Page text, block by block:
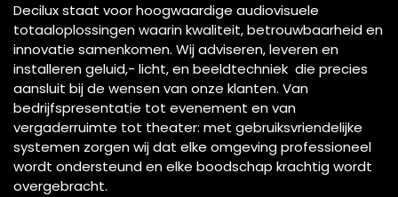
Decilux staat voor hoogwaardige audiovisuele
totaaloplossingen waarin kwaliteit, betrouwbaarheid en
innovatie samenkomen. Wij adviseren, leveren en
installeren geluid,- licht, en beeldtechniek die precies
aansluit bij de wensen van onze klanten. Van
bedrijfspresentatie tot evenement en van
vergaderruimte tot theater: met gebruiksvriendelijke
systemen zorgen wij dat elke omgeving professioneel
wordt ondersteund en elke boodschap krachtig wordt
overgebracht.